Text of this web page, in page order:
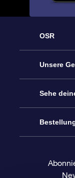
OSR
Service
Kontakt
Blog
Unsere
Sterne
OSR-
Sehe